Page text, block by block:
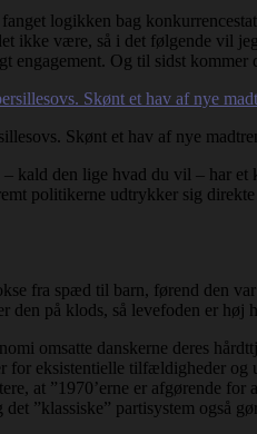
logikken bag
ikke være, så i det følgende vil
engagement. Og til sidst kommer
Skønt et hav af nye
kald den lige hvad du vil – har
politikerne udtrykker sig
fra spæd til barn, førend den
den på klods, så levefoden er
omsatte danskerne deres
for eksistentielle tilfældigheder
at ”1970’erne er afgørende
”klassiske” partisystem også